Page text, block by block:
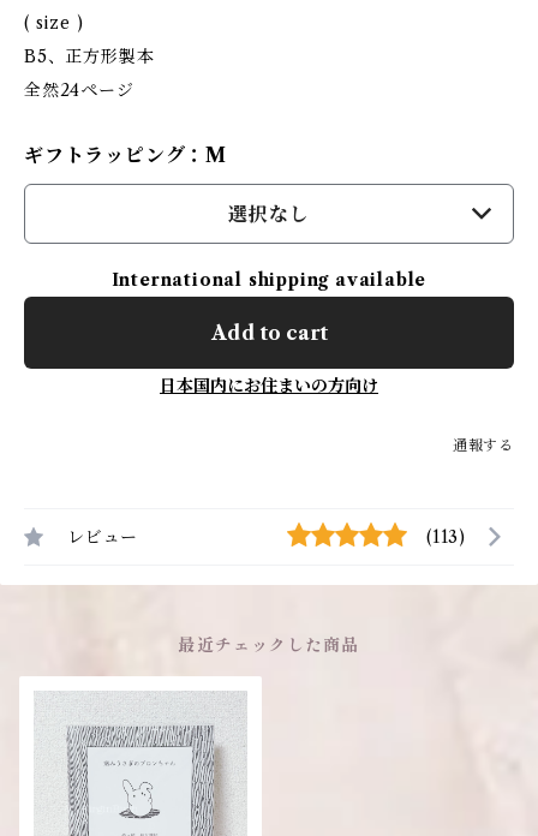
( size )
B5、正方形製本
全然24ページ
ギフトラッピング：M
選択なし
International shipping available
Add to cart
日本国内にお住まいの方向け
通報する
レビュー (113)
最近チェックした商品